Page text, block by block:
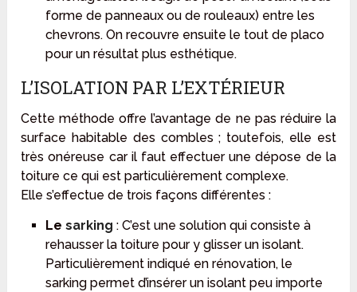
forme de panneaux ou de rouleaux) entre les
chevrons. On recouvre ensuite le tout de placo
pour un résultat plus esthétique.
L’ISOLATION PAR L’EXTÉRIEUR
Cette méthode offre l’avantage de ne pas réduire la
surface habitable des combles ; toutefois, elle est
très onéreuse car il faut effectuer une dépose de la
toiture ce qui est particulièrement complexe.
Elle s’effectue de trois façons différentes :
Le sarking : C’est une solution qui consiste à
rehausser la toiture pour y glisser un isolant.
Particulièrement indiqué en rénovation, le
sarking permet d’insérer un isolant peu importe